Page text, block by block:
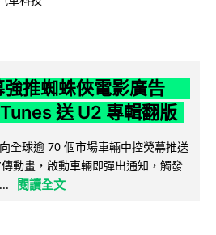
強推蜘蛛俠電影廣告
送 U2 專輯翻版
全球逾 70 個市場車輛中控熒幕推送
動畫，啟動車輛即彈出通知，觸發
閱讀全文